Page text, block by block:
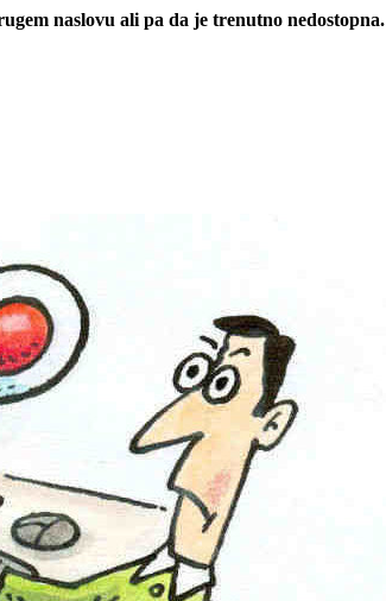
naslovu ali pa da je trenutno nedostopna.